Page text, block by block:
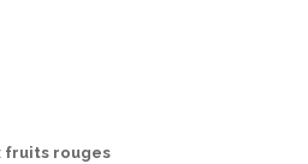
fruits rouges